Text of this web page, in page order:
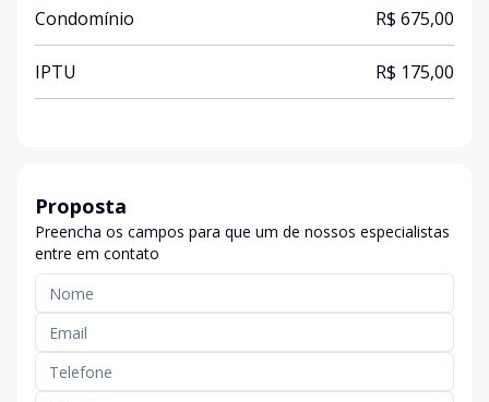
Condomínio R$ 675,00
IPTU R$ 175,00
Proposta
Preencha os campos para que um de nossos especialistas
entre em contato